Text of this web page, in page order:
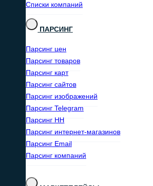
Списки компаний
ПАРСИНГ
Парсинг цен
Парсинг товаров
Парсинг карт
Парсинг сайтов
Парсинг изображений
Парсинг Telegram
Парсинг HH
Парсинг интернет-магазинов
Парсинг Email
Парсинг компаний